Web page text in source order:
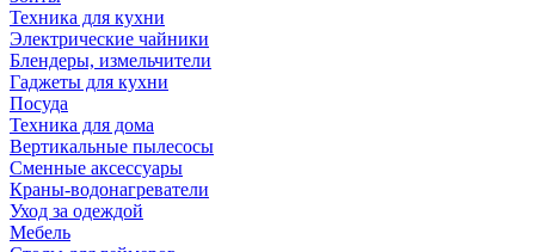
Техника для кухни
Электрические чайники
Блендеры, измельчители
Гаджеты для кухни
Посуда
Техника для дома
Вертикальные пылесосы
Сменные аксессуары
Краны-водонагреватели
Уход за одеждой
Мебель